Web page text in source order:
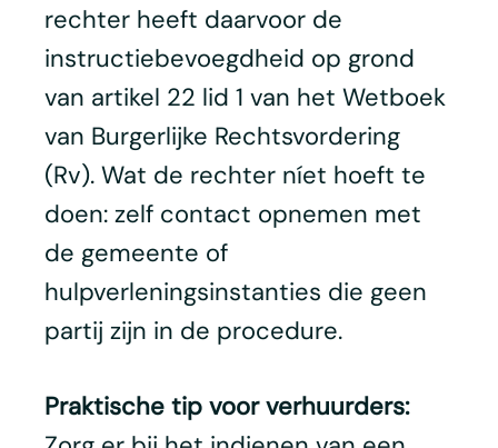
rechter heeft daarvoor de
instructiebevoegdheid op grond
van artikel 22 lid 1 van het Wetboek
van Burgerlijke Rechtsvordering
(Rv). Wat de rechter níet hoeft te
doen: zelf contact opnemen met
de gemeente of
hulpverleningsinstanties die geen
partij zijn in de procedure.
Praktische tip voor verhuurders: